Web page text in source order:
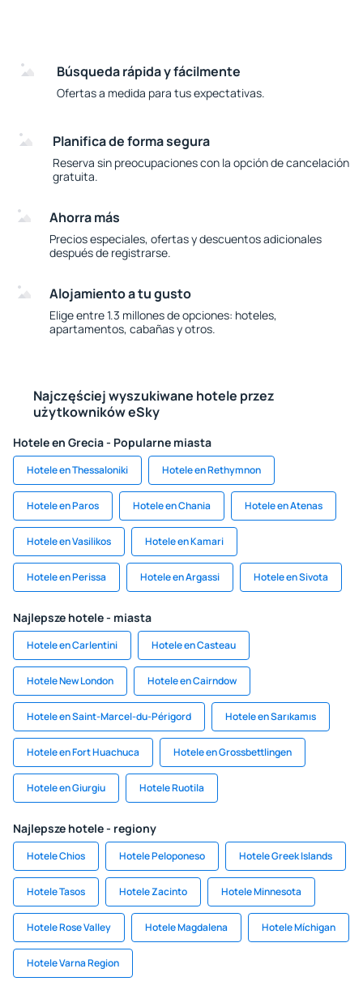
Búsqueda rápida y fácilmente
Ofertas a medida para tus expectativas.
Planifica de forma segura
Reserva sin preocupaciones con la opción de cancelación
gratuita.
Ahorra más
Precios especiales, ofertas y descuentos adicionales
después de registrarse.
Alojamiento a tu gusto
Elige entre 1.3 millones de opciones: hoteles,
apartamentos, cabañas y otros.
Najczęściej wyszukiwane hotele przez
użytkowników eSky
Hotele en Grecia - Popularne miasta
Hotele en Thessaloniki Hotele en Rethymnon
Hotele en Paros Hotele en Chania Hotele en Atenas
Hotele en Vasilikos Hotele en Kamari
Hotele en Perissa Hotele en Argassi Hotele en Sivota
Najlepsze hotele - miasta
Hotele en Carlentini Hotele en Casteau
Hotele New London Hotele en Cairndow
Hotele en Saint-Marcel-du-Périgord Hotele en Sarıkamıs
Hotele en Fort Huachuca Hotele en Grossbettlingen
Hotele en Giurgiu Hotele Ruotila
Najlepsze hotele - regiony
Hotele Chios Hotele Peloponeso Hotele Greek Islands
Hotele Tasos Hotele Zacinto Hotele Minnesota
Hotele Rose Valley Hotele Magdalena Hotele Míchigan
Hotele Varna Region